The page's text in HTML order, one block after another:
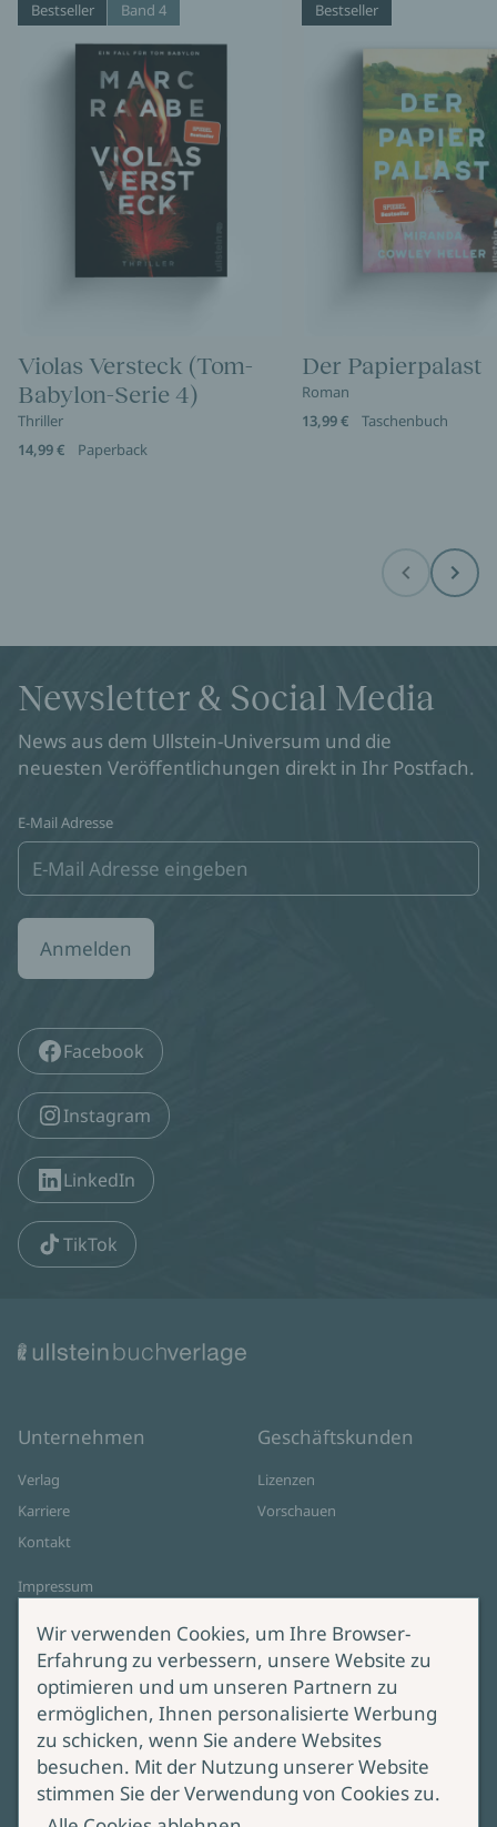
Bestseller Band 4
Violas Versteck (Tom-
Babylon-Serie 4)
Thriller
14,99 €
Paperback
Bestseller
Der Papierpalast
Roman
13,99 €
Taschenbuch
Before Next
Newsletter & Social Media
News aus dem Ullstein-Universum und die
neuesten Veröffentlichungen direkt in Ihr Postfach.
E-Mail Adresse
Anmelden
Facebook
Instagram
LinkedIn
TikTok
Unternehmen
Verlag
Karriere
Kontakt
Impressum
Cookie-Einstellungen
AGB Online Shop
Geschäftskunden
Lizenzen
Vorschauen
Service
Lieferung & Versand
Produktsicherheit
Bei Fragen zur Produktsicherheit
wenden Sie sich bitte an
Wir verwenden Cookies, um Ihre Browser-
Erfahrung zu verbessern, unsere Website zu
optimieren und um unseren Partnern zu
ermöglichen, Ihnen personalisierte Werbung
zu schicken, wenn Sie andere Websites
besuchen. Mit der Nutzung unserer Website
stimmen Sie der Verwendung von Cookies zu.